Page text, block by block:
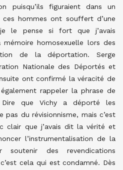
puisqu’ils figuraient dans un
hommes ont souffert d’une
le pense si fort que j’avais
homosexuelle lors des
de la déportation. Serge
Nationale des Déportés et
ont confirmé la véracité de
rappeler la phrase de
que Vichy a déporté les
pas du révisionnisme, mais c’est
clair que j’avais dit la vérité et
l’instrumentalisation de la
des revendications
cela qui est condamné. Dès